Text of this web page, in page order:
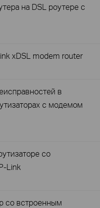
на DSL роутере c
xDSL modem router
в
с модемом
со
Link
со встроенным